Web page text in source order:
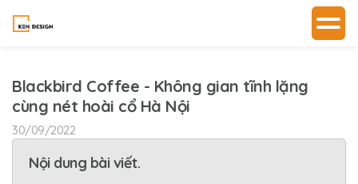
Blackbird Coffee - Không gian tĩnh lặng
cùng nét hoài cổ Hà Nội
30/09/2022
Nội dung bài viết.